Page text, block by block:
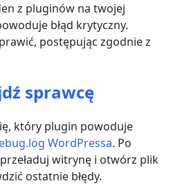
z pluginów na twojej
błąd krytyczny.
postępując zgodnie z
sprawcę
który plugin powoduje
WordPressa. Po
witrynę i otwórz plik
ostatnie błędy.